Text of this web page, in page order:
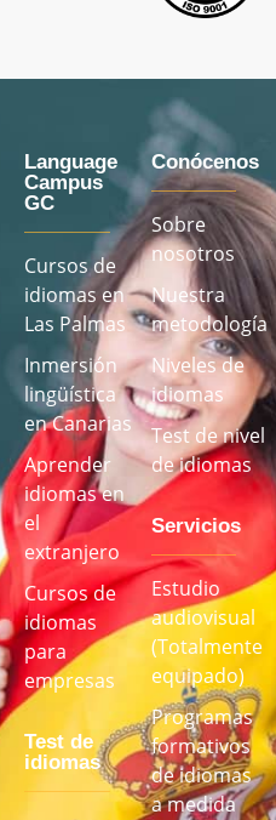
Language
Campus
GC
Cursos de
idiomas en
Las Palmas
Inmersión
lingüística
en Canarias
Aprender
idiomas en
el
extranjero
Cursos de
idiomas
para
empresas
Test de
idiomas
Conócenos
Sobre
nosotros
Nuestra
metodología
Niveles de
idiomas
Test de nivel
de idiomas
Servicios
Estudio
audiovisual
(Totalmente
equipado)
Programas
formativos
de idiomas
a medida